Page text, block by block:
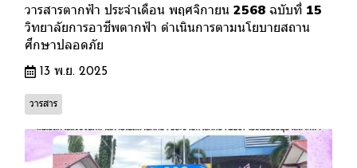
วารสารตากฟ้า ประจำเดือน พฤศจิกายน 2568 ฉบับที่ 15
วิทยาลัยการอาชีพตากฟ้า ดำเนินการตามนโยบายสถาน
ศึกษาปลอดภัย
13 พ.ย. 2025
วารสาร